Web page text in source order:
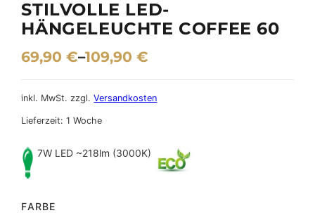
STILVOLLE LED-
HÄNGELEUCHTE COFFEE 60
69,90€–109,90€
inkl. MwSt. zzgl.Versandkosten
Lieferzeit:1 Woche
7W LED ~218lm (3000K)
FARBE